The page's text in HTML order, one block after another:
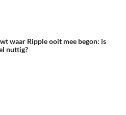
waar Ripple ooit mee begon: is
nuttig?